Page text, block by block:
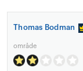
Thomas Bodman
område